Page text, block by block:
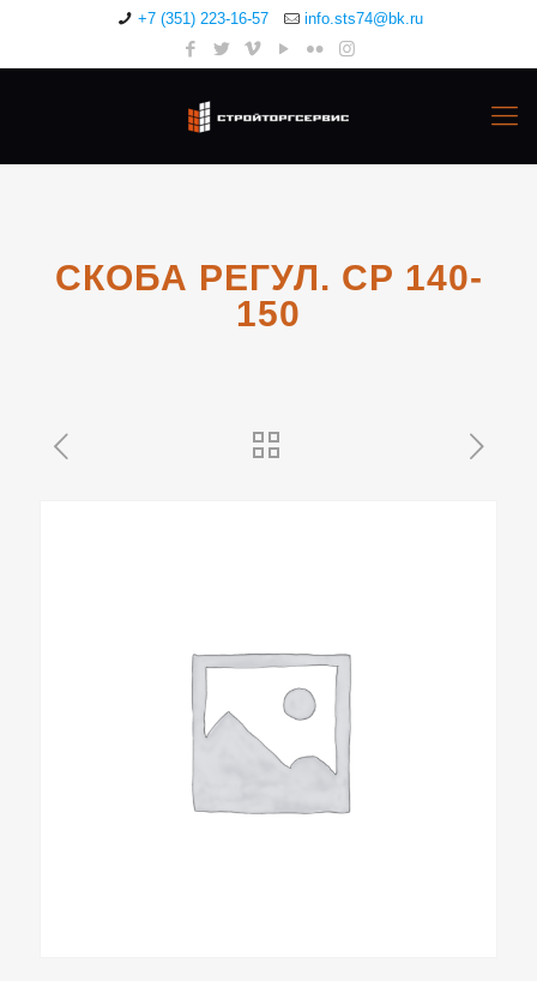
+7 (351) 223-16-57 info.sts74@bk.ru
СКОБА РЕГУЛ. СР 140-
150